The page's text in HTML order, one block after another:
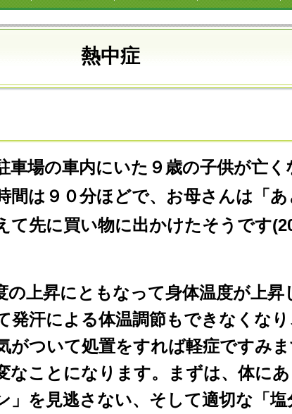
熱中症
車場の車内にいた９歳の子供が亡く
間は９０分ほどで、お母さんは「あ
て先に買い物に出かけたそうです
上昇にともなって身体温度が上昇
発汗による体温調節もできなくなり
がついて処置をすれば軽症ですみま
なことになります。まずは、体に
」を見逃さない、そして適切な「塩